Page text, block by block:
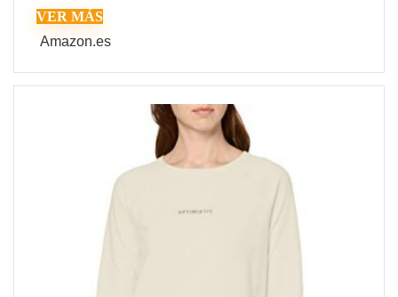
VER MÁS
Amazon.es